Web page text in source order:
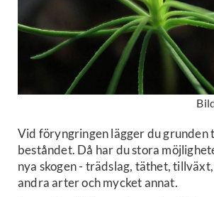
Vid föryngringen lägger du grunden
beståndet. Då har du stora
nya skogen - trädslag, täthet,
andra arter och mycket annat.